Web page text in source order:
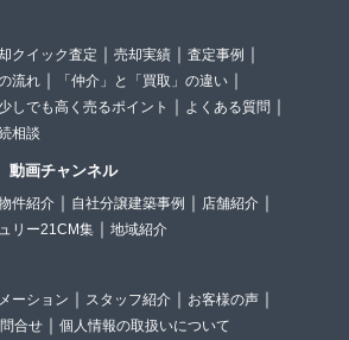
クイック査定 売却実績
査定事例
流れ
「仲介」と「買取」の違い
少しでも高く売るポイント
よくある質問
相談
動画チャンネル
件紹介 自社分譲建築事例
店舗紹介
リー21CM集 地域紹介
ーション スタッフ紹介
お客様の声
合せ 個人情報の取扱いについて